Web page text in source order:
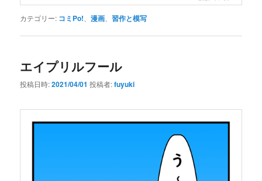
カテゴリー: コミPo! 、漫画 、習作と模写
エイプリルフール
投稿日時:2021/04/01 投稿者:fuyuki